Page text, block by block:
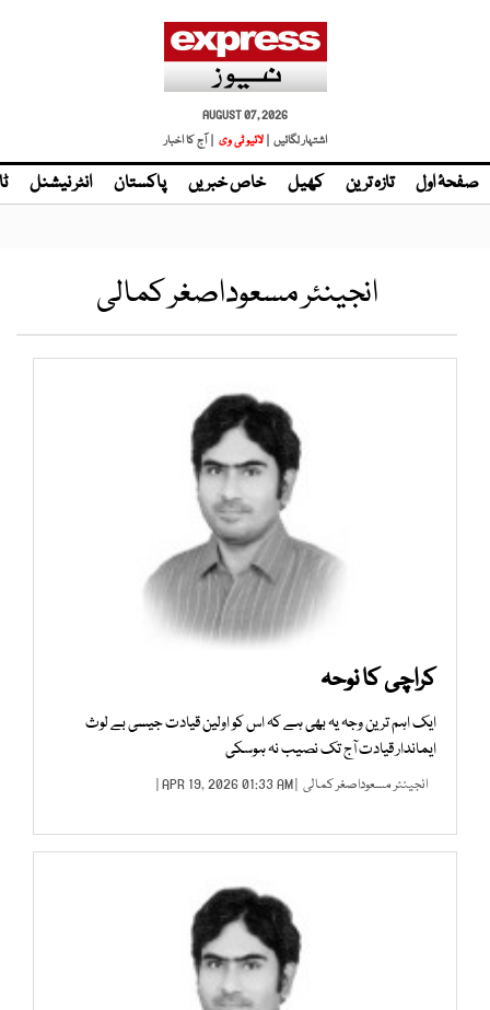
AUGUST 07, 2026
اشتہار لگائیں | لائیو ٹی وی | آج کا اخبار
صفحۂ اول تازہ ترین کھیل خاص خبریں پاکستان انٹر نیشنل
انجینئر مسعوداصغر کمالی
کراچی کا نوحہ
ایک اہم ترین وجہ یہ بھی ہے کہ اس کو اولین قیادت جیسی بے لوث
ایماندار قیادت آج تک نصیب نہ ہوسکی
انجینئر مسعوداصغر کمالی | APR 19, 2026 01:33 AM |